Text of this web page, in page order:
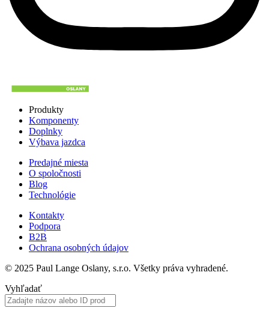
Produkty
Komponenty
Doplnky
Výbava jazdca
Predajné miesta
O spoločnosti
Blog
Technológie
Kontakty
Podpora
B2B
Ochrana osobných údajov
© 2025 Paul Lange Oslany, s.r.o. Všetky práva vyhradené.
Vyhľadať